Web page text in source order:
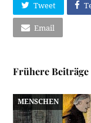
Tweet
Email
Frühere Beiträge
MENSCHEN